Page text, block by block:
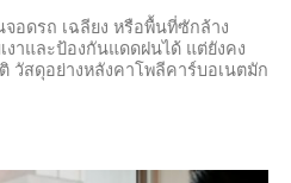
อดรถ เฉลียง หรือพื้นที่ซักล้าง
งาและป้องกันแดดฝนได้ แต่ยังคง
วัสดุอย่างหลังคาโพลีคาร์บอเนตมัก